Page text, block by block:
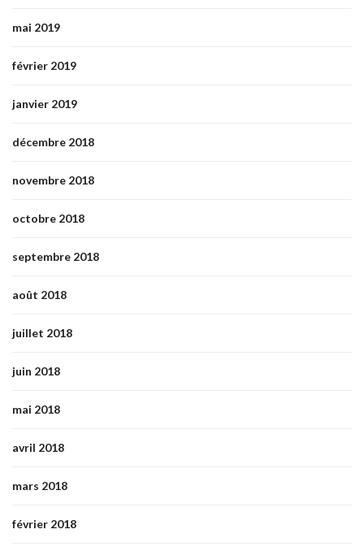
mai 2019
février 2019
janvier 2019
décembre 2018
novembre 2018
octobre 2018
septembre 2018
août 2018
juillet 2018
juin 2018
mai 2018
avril 2018
mars 2018
février 2018